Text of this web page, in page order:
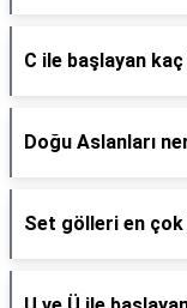
C ile başlayan
Doğu Aslanları
Set gölleri en